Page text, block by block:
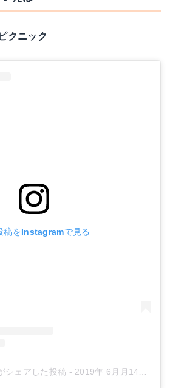
クニック
稿をInstagramで見る
シェアした投稿 - 2019年 6月月14日午後10時53分PDT